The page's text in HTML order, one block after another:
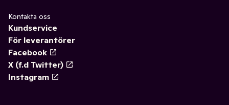
Kontakta oss
Kundservice
För leverantörer
Facebook
X (f.d Twitter)
Instagram